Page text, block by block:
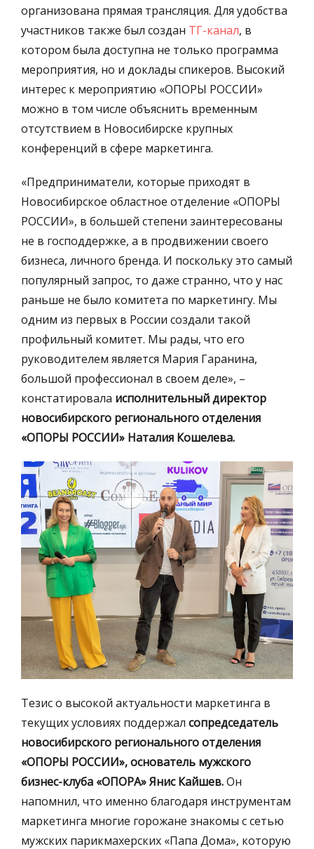
организована прямая трансляция. Для удобства
участников также был создан ТГ-канал, в
котором была доступна не только программа
мероприятия, но и доклады спикеров. Высокий
интерес к мероприятию «ОПОРЫ РОССИИ»
можно в том числе объяснить временным
отсутствием в Новосибирске крупных
конференций в сфере маркетинга.
«Предприниматели, которые приходят в
Новосибирское областное отделение «ОПОРЫ
РОССИИ», в большей степени заинтересованы
не в господдержке, а в продвижении своего
бизнеса, личного бренда. И поскольку это самый
популярный запрос, то даже странно, что у нас
раньше не было комитета по маркетингу. Мы
одним из первых в России создали такой
профильный комитет. Мы рады, что его
руководителем является Мария Гаранина,
большой профессионал в своем деле», –
констатировала исполнительный директор
новосибирского регионального отделения
«ОПОРЫ РОССИИ» Наталия Кошелева.
Тезис о высокой актуальности маркетинга в
текущих условиях поддержал сопредседатель
новосибирского регионального отделения
«ОПОРЫ РОССИИ», основатель мужского
бизнес-клуба «ОПОРА» Янис Кайшев.Он
напомнил, что именно благодаря инструментам
маркетинга многие горожане знакомы с сетью
мужских парикмахерских «Папа Дома», которую